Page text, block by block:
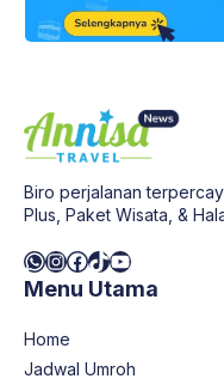
Biro perjalanan
Plus, Paket Wisata, &
WhatsApp
Instagram
Facebook
TikTok
YouTube
Menu Utama
Home
Jadwal Umroh